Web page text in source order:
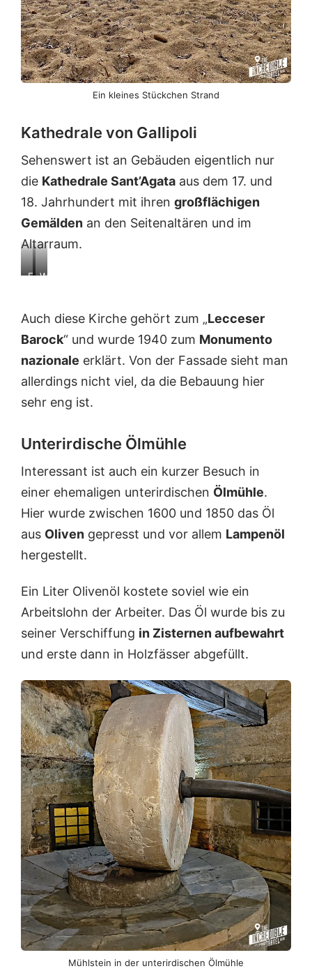
Ein kleines Stückchen Strand
Kathedrale von Gallipoli
Sehenswert ist an Gebäuden eigentlich nur
die Kathedrale Sant’Agata aus dem 17. und
18. Jahrhundert mit ihren großflächigen
Gemälden an den Seitenaltären und im
Altarraum.
E
e
e
i
w
i
e
-
F
a
s
a
d
W
i
e
r
c
h
r
e
,
m
h
r
m
ä
d
e
m
I
n
n
e
r
e
n
d
e
r
K
a
h
e
d
r
a
Auch diese Kirche gehört zum „Lecceser
Barock“ und wurde 1940 zum Monumento
nazionale erklärt. Von der Fassade sieht man
allerdings nicht viel, da die Bebauung hier
sehr eng ist.
Unterirdische Ölmühle
Interessant ist auch ein kurzer Besuch in
einer ehemaligen unterirdischen Ölmühle.
Hier wurde zwischen 1600 und 1850 das Öl
aus Oliven gepresst und vor allem Lampenöl
hergestellt.
Ein Liter Olivenöl kostete soviel wie ein
Arbeitslohn der Arbeiter. Das Öl wurde bis zu
seiner Verschiffung in Zisternen aufbewahrt
und erste dann in Holzfässer abgefüllt.
Mühlstein in der unterirdischen Ölmühle